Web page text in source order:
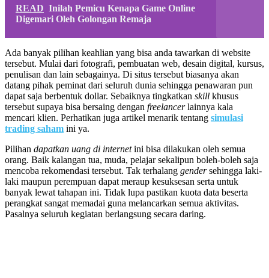
READ Inilah Pemicu Kenapa Game Online
Digemari Oleh Golongan Remaja
Ada banyak pilihan keahlian yang bisa anda tawarkan di website
tersebut. Mulai dari fotografi, pembuatan web, desain digital, kursus,
penulisan dan lain sebagainya. Di situs tersebut biasanya akan
datang pihak peminat dari seluruh dunia sehingga penawaran pun
dapat saja berbentuk dollar. Sebaiknya tingkatkan skill khusus
tersebut supaya bisa bersaing dengan freelancerlainnya kala
mencari klien. Perhatikan juga artikel menarik tentang simulasi
trading saham ini ya.
Pilihan dapatkan uang di internetini bisa dilakukan oleh semua
orang. Baik kalangan tua, muda, pelajar sekalipun boleh-boleh saja
mencoba rekomendasi tersebut. Tak terhalang gendersehingga laki-
laki maupun perempuan dapat meraup kesuksesan serta untuk
banyak lewat tahapan ini. Tidak lupa pastikan kuota data beserta
perangkat sangat memadai guna melancarkan semua aktivitas.
Pasalnya seluruh kegiatan berlangsung secara daring.